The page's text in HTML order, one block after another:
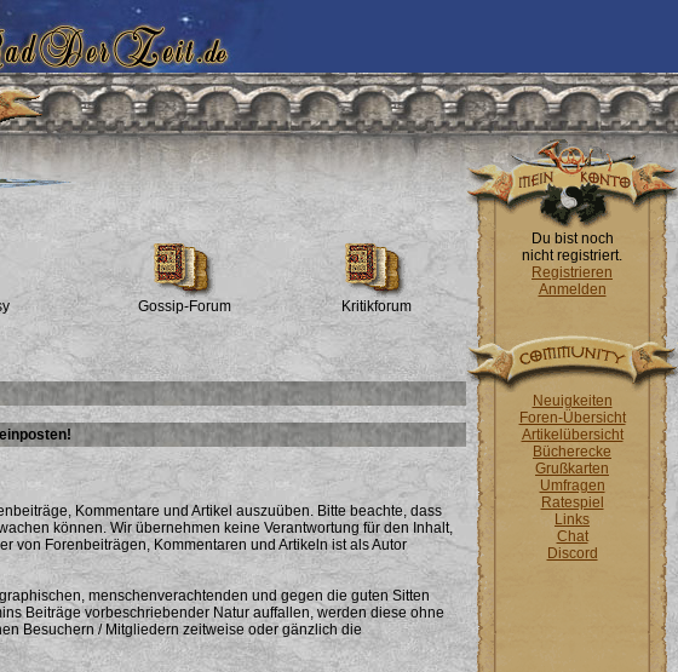
Gossip-Forum Kritikforum
Kommentare und Artikel auszuüben. Bitte beachte, dass
können. Wir übernehmen keine Verantwortung für den Inhalt,
von Forenbeiträgen, Kommentaren und Artikeln ist als Autor
menschenverachtenden und gegen die guten Sitten
Beiträge vorbeschriebender Natur auffallen, werden diese ohne
Besuchern / Mitgliedern zeitweise oder gänzlich die
Du bist noch
nicht registriert.
Registrieren
Anmelden
Neuigkeiten
Foren-Übersicht
Artikelübersicht
Bücherecke
Grußkarten
Umfragen
Ratespiel
Links
Chat
Discord